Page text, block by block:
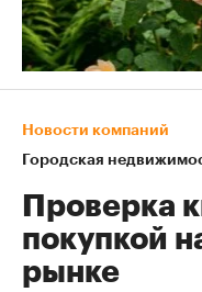
Новости компаний
Городская
Проверка
покупкой
рынке